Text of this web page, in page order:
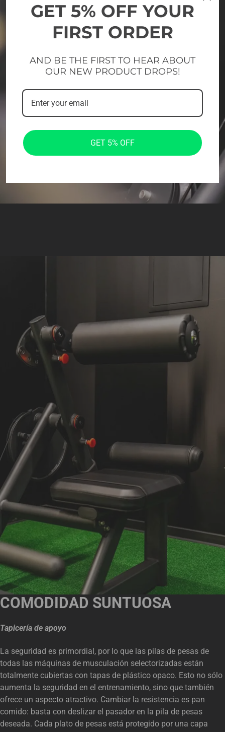
COMODIDAD SUNTUOSA
Tapicería de apoyo
La seguridad es primordial, por lo que las pilas de pesas de
todas las máquinas de musculación selectorizadas están
totalmente cubiertas con tapas de plástico opaco. Esto no sólo
aumenta la seguridad en el entrenamiento, sino que también
ofrece un aspecto atractivo. Cambiar la resistencia es pan
comido: basta con deslizar el pasador en la pila de pesas
deseada. Cada plato de pesas está protegido por una capa
GET 5% OFF YOUR
FIRST ORDER
AND BE THE FIRST TO HEAR ABOUT
OUR NEW PRODUCT DROPS!
GET 5% OFF